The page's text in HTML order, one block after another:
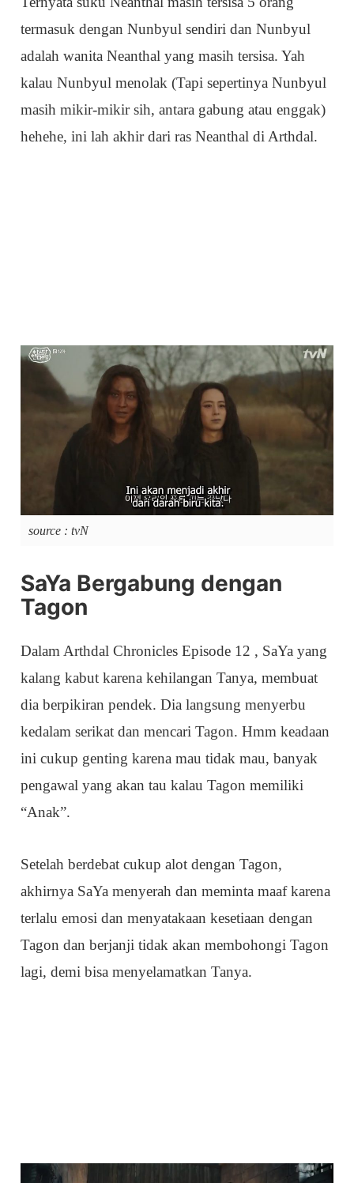
termasuk dengan Nunbyul sendiri dan Nunbyul
adalah wanita Neanthal yang masih tersisa. Yah
kalau Nunbyul menolak (Tapi sepertinya Nunbyul
masih mikir-mikir sih, antara gabung atau enggak)
hehehe, ini lah akhir dari ras Neanthal di Arthdal.
source : tvN
SaYa Bergabung dengan
Tagon
Dalam Arthdal Chronicles Episode 12 , SaYa yang
kalang kabut karena kehilangan Tanya, membuat
dia berpikiran pendek. Dia langsung menyerbu
kedalam serikat dan mencari Tagon. Hmm keadaan
ini cukup genting karena mau tidak mau, banyak
pengawal yang akan tau kalau Tagon memiliki
“Anak”.
Setelah berdebat cukup alot dengan Tagon,
akhirnya SaYa menyerah dan meminta maaf karena
terlalu emosi dan menyatakaan kesetiaan dengan
Tagon dan berjanji tidak akan membohongi Tagon
lagi, demi bisa menyelamatkan Tanya.